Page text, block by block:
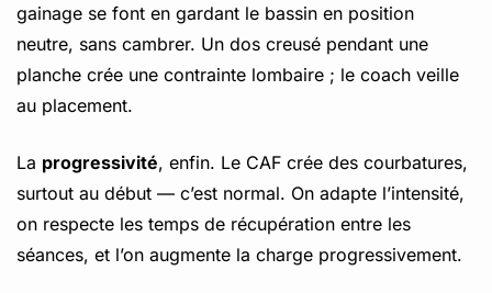
gainage se font en gardant le bassin en position
neutre, sans cambrer. Un dos creusé pendant une
planche crée une contrainte lombaire ; le coach veille
au placement.
La progressivité, enfin. Le CAF crée des courbatures,
surtout au début — c’est normal. On adapte l’intensité,
on respecte les temps de récupération entre les
séances, et l’on augmente la charge progressivement.